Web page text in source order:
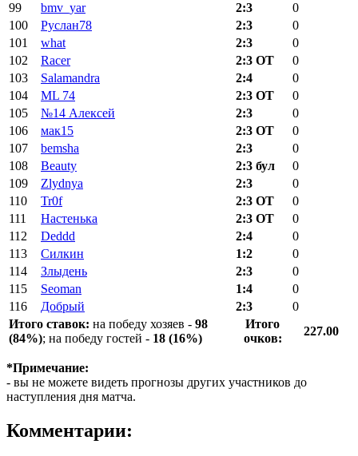
99
bmv_yar 2:3
0
100
Руслан78 2:3
0
101
what 2:3
0
102
Racer 2:3 ОТ
0
103
Salamandra 2:4
0
104
ML 74 2:3 ОТ
0
105
№14 Алексей 2:3
0
106
мак15 2:3 ОТ
0
107
bemsha 2:3
0
108
Beauty 2:3 бул
0
109
Zlydnya 2:3
0
110
Tr0f 2:3 ОТ
0
111
Настенька 2:3 ОТ
0
112
Deddd 2:4
0
113
Силкин 1:2
0
114
Злыдень 2:3
0
115
Seoman 1:4
0
116
Добрый 2:3
0
Итого ставок: на победу хозяев - 98
(84%); на победу гостей - 18 (16%)
Итого
очков:
227.00
*Примечание:
- вы не можете видеть прогнозы других участников до
наступления дня матча.
Комментарии: